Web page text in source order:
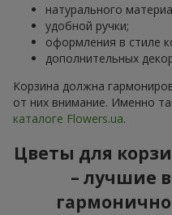
натурального
удобной ручки;
оформления в стиле
дополнительных
Корзина должна
от них внимание. Именно
каталоге Flowers.ua.
Цветы для
– лучшие